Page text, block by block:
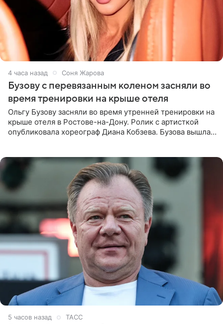
4 часа назад Соня Жарова
Бузову с перевязанным коленом засняли во
время тренировки на крыше отеля
Ольгу Бузову засняли во время утренней тренировки на
крыше отеля в Ростове-на-Дону. Ролик с артисткой
опубликовала хореограф Диана Кобзева. Бузова вышла
5 часов назад ТАСС